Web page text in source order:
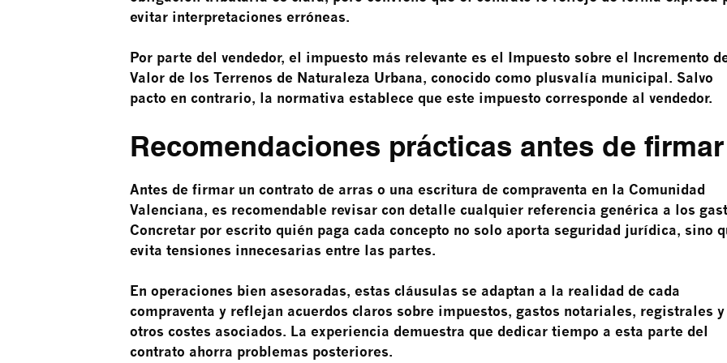
evitar interpretaciones erróneas.
Por parte del vendedor, el impuesto más relevante es el Impuesto sobre el Incremento
Valor de los Terrenos de Naturaleza Urbana, conocido como plusvalía municipal. Salvo
pacto en contrario, la normativa establece que este impuesto corresponde al vendedor.
Recomendaciones prácticas antes de firmar
Antes de firmar un contrato de arras o una escritura de compraventa en la Comunidad
Valenciana, es recomendable revisar con detalle cualquier referencia genérica a los
Concretar por escrito quién paga cada concepto no solo aporta seguridad jurídica, sino
evita tensiones innecesarias entre las partes.
En operaciones bien asesoradas, estas cláusulas se adaptan a la realidad de cada
compraventa y reflejan acuerdos claros sobre impuestos, gastos notariales, registrales y
otros costes asociados. La experiencia demuestra que dedicar tiempo a esta parte del
contrato ahorra problemas posteriores.